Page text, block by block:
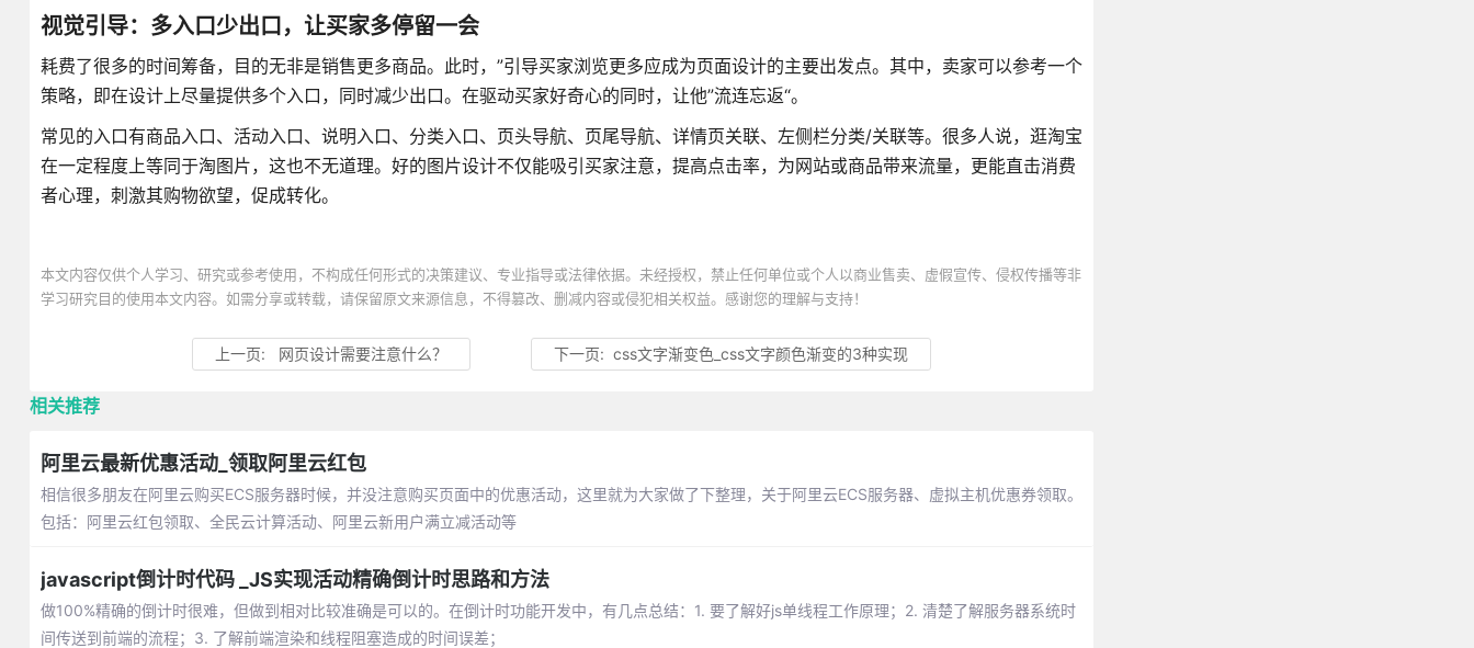
视觉引导：多入口少出口，让买家多停留一会
耗费了很多的时间筹备，目的无非是销售更多商品。此时，”引导买家浏览更多应成为页面设计的主要出发点。其中，卖家可以参考一个
策略，即在设计上尽量提供多个入口，同时减少出口。在驱动买家好奇心的同时，让他”流连忘返“。
常见的入口有商品入口、活动入口、说明入口、分类入口、页头导航、页尾导航、详情页关联、左侧栏分类/关联等。很多人说，逛淘宝
在一定程度上等同于淘图片，这也不无道理。好的图片设计不仅能吸引买家注意，提高点击率，为网站或商品带来流量，更能直击消费
者心理，刺激其购物欲望，促成转化。
本文内容仅供个人学习、研究或参考使用，不构成任何形式的决策建议、专业指导或法律依据。未经授权，禁止任何单位或个人以商业售卖、虚假宣传、侵权传播等非
学习研究目的使用本文内容。如需分享或转载，请保留原文来源信息，不得篡改、删减内容或侵犯相关权益。感谢您的理解与支持！
上一页: 网页设计需要注意什么？ 下一页: css文字渐变色_css文字颜色渐变的3种实现
相关推荐
阿里云最新优惠活动_领取阿里云红包
相信很多朋友在阿里云购买ECS服务器时候，并没注意购买页面中的优惠活动，这里就为大家做了下整理，关于阿里云ECS服务器、虚拟主机优惠券领取。
包括：阿里云红包领取、全民云计算活动、阿里云新用户满立减活动等
javascript倒计时代码 _JS实现活动精确倒计时思路和方法
做100%精确的倒计时很难，但做到相对比较准确是可以的。在倒计时功能开发中，有几点总结：1. 要了解好js单线程工作原理；2. 清楚了解服务器系统时
间传送到前端的流程；3. 了解前端渲染和线程阻塞造成的时间误差；